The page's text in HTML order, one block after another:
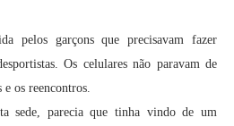
pelos garçons que precisavam fazer
Os celulares não paravam de
e os reencontros.
sede, parecia que tinha vindo de um